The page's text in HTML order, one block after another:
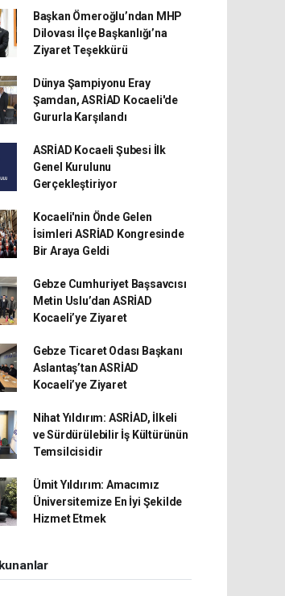
Başkan Ömeroğlu’ndan MHP
Dilovası İlçe Başkanlığı’na
Ziyaret Teşekkürü
Dünya Şampiyonu Eray
Şamdan, ASRİAD Kocaeli'de
Gururla Karşılandı
ASRİAD Kocaeli Şubesi İlk
Genel Kurulunu
Gerçekleştiriyor
Kocaeli'nin Önde Gelen
İsimleri ASRİAD Kongresinde
Bir Araya Geldi
Gebze Cumhuriyet Başsavcısı
Metin Uslu’dan ASRİAD
Kocaeli’ye Ziyaret
Gebze Ticaret Odası Başkanı
Aslantaş’tan ASRİAD
Kocaeli’ye Ziyaret
Nihat Yıldırım: ASRİAD, İlkeli
ve Sürdürülebilir İş Kültürünün
Temsilcisidir
Ümit Yıldırım: Amacımız
Üniversitemize En İyi Şekilde
Hizmet Etmek